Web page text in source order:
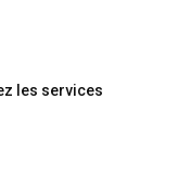
les services